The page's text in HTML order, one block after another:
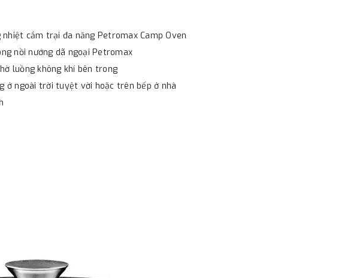
cắm trại đa năng Petromax Camp Oven
nồi nướng dã ngoại Petromax
luồng không khí bên trong
ở ngoài trời tuyệt vời hoặc trên bếp ở nhà